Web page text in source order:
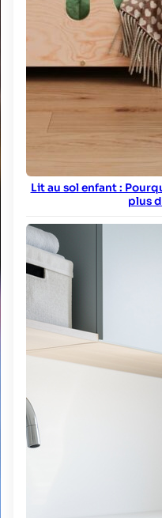
Lit au sol enfant :
plus